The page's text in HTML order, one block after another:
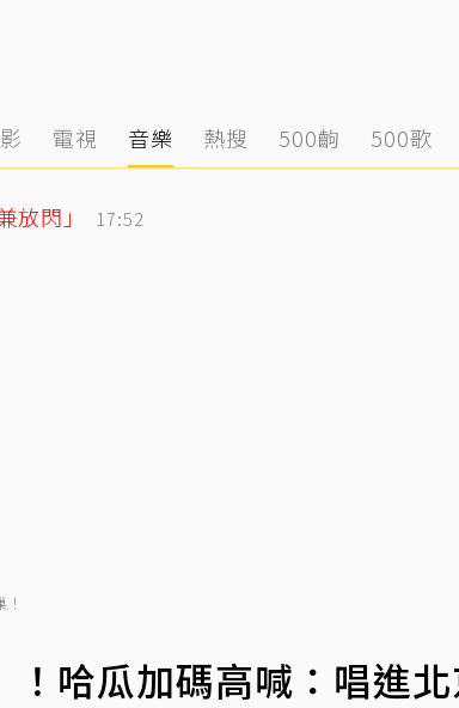
電視 音樂 熱搜 500齣 500歌
閃」 17:52
哈瓜加碼高喊：唱進